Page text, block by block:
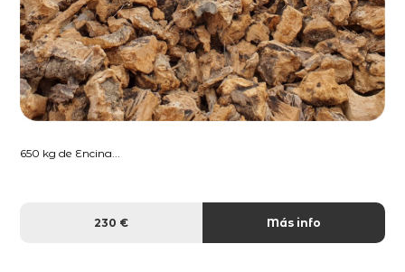
650 kg de Encina...
230 € Más info